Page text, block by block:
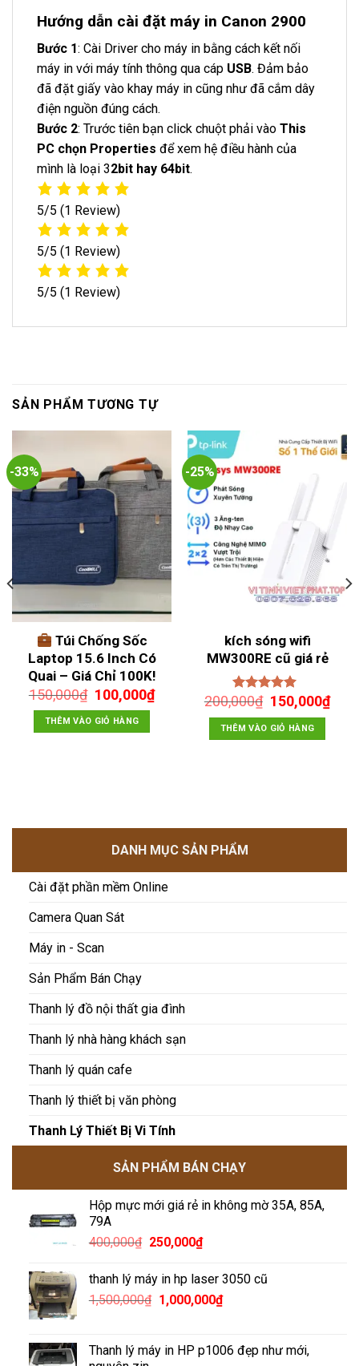
Hướng dẫn cài đặt máy in Canon 2900
Bước 1: Cài Driver cho máy in bằng cách kết nối
máy in với máy tính thông qua cáp USB. Đảm bảo
đã đặt giấy vào khay máy in cũng như đã cắm dây
điện nguồn đúng cách.
Bước 2: Trước tiên bạn click chuột phải vào This
PC chọn Properties để xem hệ điều hành của
mình là loại 32bit hay 64bit.
5/5 (1 Review)
5/5 (1 Review)
5/5 (1 Review)
SẢN PHẨM TƯƠNG TỰ
-33%
Túi Chống Sốc
Laptop 15.6 Inch Có
Quai – Giá Chỉ 100K!
150,000₫ Giá
gốc
là:
150,000₫.
100,000₫Giá
hiện
THÊM VÀO GIỎ HÀNG
-25%
kích sóng wifi
MW300RE cũ giá rẻ
Được xếp
5
sao
200,000₫ Giá
gốc
là:
200,000₫.
150,000₫Giá
THÊM VÀO GIỎ HÀNG
DANH MỤC SẢN PHẨM
Cài đặt phần mềm Online
Camera Quan Sát
Máy in - Scan
Sản Phẩm Bán Chạy
Thanh lý đồ nội thất gia đình
Thanh lý nhà hàng khách sạn
Thanh lý quán cafe
Thanh lý thiết bị văn phòng
Thanh Lý Thiết Bị Vi Tính
SẢN PHẨM BÁN CHẠY
Hộp mực mới giá rẻ in không mờ 35A, 85A,
79A
400,000₫ Giá
là:
400,000₫.
250,000₫Giá
tại
là:
250,000₫.
thanh lý máy in hp laser 3050 cũ
1,500,000₫ Giá
1,500,000₫.
1,000,000₫Giá
là:
Thanh lý máy in HP p1006 đẹp như mới,